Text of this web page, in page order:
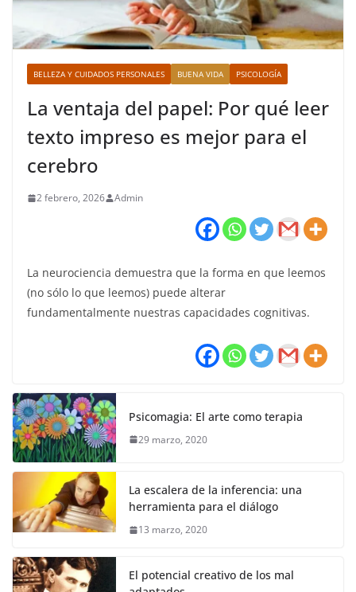
BELLEZA Y CUIDADOS PERSONALES BUENA VIDA PSICOLOGÍA
La ventaja del papel: Por qué leer
texto impreso es mejor para el
cerebro
2 febrero, 2026 Admin
La neurociencia demuestra que la forma en que leemos
(no sólo lo que leemos) puede alterar
fundamentalmente nuestras capacidades cognitivas.
Psicomagia: El arte como terapia
29 marzo, 2020
La escalera de la inferencia: una
herramienta para el diálogo
13 marzo, 2020
El potencial creativo de los mal